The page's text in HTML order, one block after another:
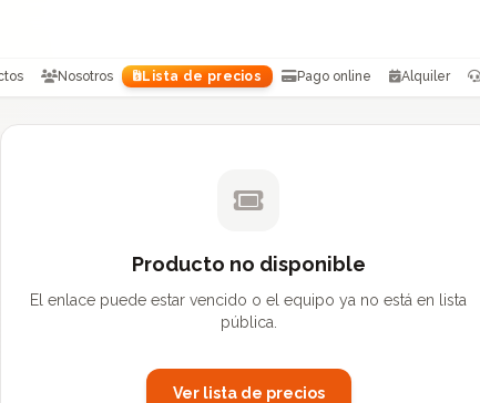
Nosotros Lista de precios Pago online Alquiler
Producto no disponible
El enlace puede estar vencido o el equipo ya no está en lista
pública.
Ver lista de precios